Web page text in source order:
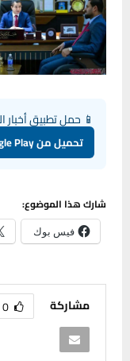
📱 حمل تطبيق أخبار
تحميل من Google Play
شارك هذا الموضوع:
فيس بوك
مشاركة 0